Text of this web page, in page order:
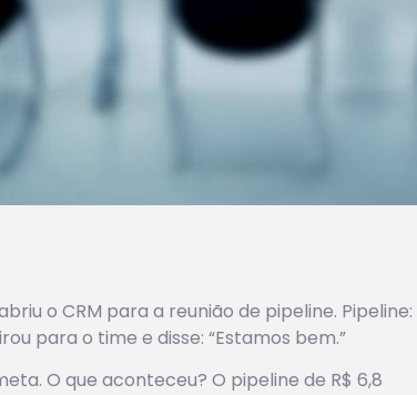
o CRM para a reunião de pipeline. Pipeline:
para o time e disse: “Estamos bem.”
O que aconteceu? O pipeline de R$ 6,8